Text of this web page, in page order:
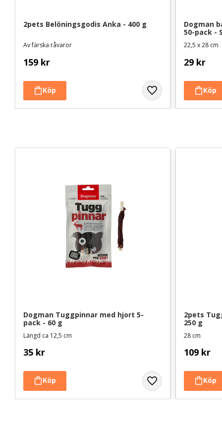
2pets Belöningsgodis Anka - 400 g
Av färska råvaror
159 kr
Dogman
50-pack -
22,5 x 28 cm
29 kr
Dogman Tuggpinnar med hjort 5-
pack - 60 g
Längd ca 12,5 cm
35 kr
2pets
250 g
28 cm
109 kr